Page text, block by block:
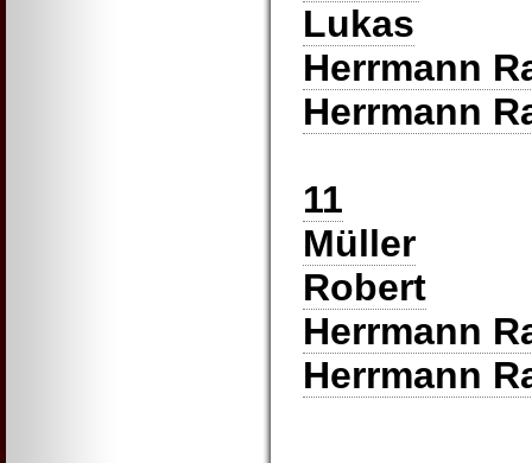
Lukas
Herrmann
Herrmann
11
Müller
Robert
Herrmann
Herrmann